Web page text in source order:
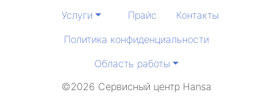
Услуги Прайс
Контакты
Политика конфиденциальности
Область работы
©2026 Сервисный центр Hansa